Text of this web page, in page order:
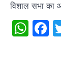
विशाल सभा का